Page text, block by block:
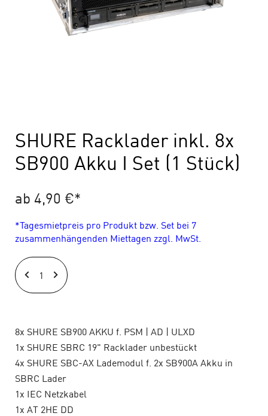
SHURE Racklader inkl. 8x
SB900 Akku I Set (1 Stück)
ab 4,90 €*
*Tagesmietpreis pro Produkt bzw. Set bei 7
zusammenhängenden Miettagen zzgl. MwSt.
SHURE
Racklader
inkl.
SB900
Akku
I
Set
(1)
Menge
8x SHURE SB900 AKKU f. PSM | AD | ULXD
1x SHURE SBRC 19" Racklader unbestückt
4x SHURE SBC-AX Lademodul f. 2x SB900A Akku in
SBRC Lader
1x IEC Netzkabel
1x AT 2HE DD